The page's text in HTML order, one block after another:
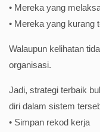
• Mereka yang
• Mereka yang kurang
Walaupun kelihatan
organisasi.
Jadi, strategi terbaik
diri dalam sistem
• Simpan rekod kerja